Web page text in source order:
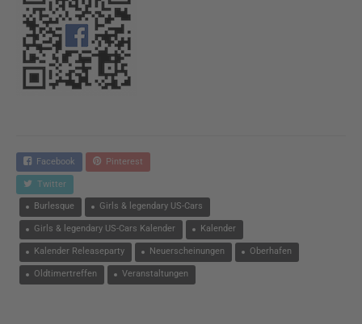
Facebook Pinterest
Twitter
Burlesque Girls & legendary US-Cars
Girls & legendary US-Cars Kalender Kalender
Kalender Releaseparty Neuerscheinungen Oberhafen
Oldtimertreffen Veranstaltungen